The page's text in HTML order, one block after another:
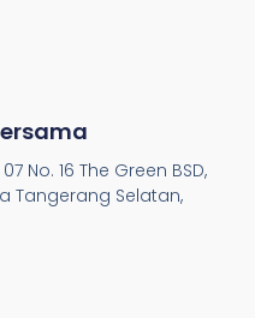
No. 16 The Green BSD,
Tangerang Selatan,